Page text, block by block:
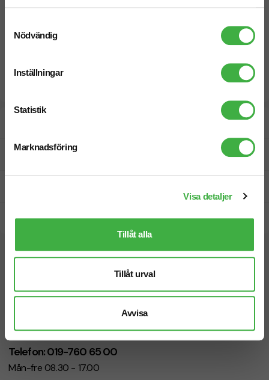
Nödvändig
Inställningar
Statistik
Marknadsföring
Visa detaljer
Tillåt alla
Tillåt urval
Avvisa
Snabb leverans
Vi hjälper dig gärna!
Telefon: 019-760 65 00
Mån-fre 08.30 - 17.00